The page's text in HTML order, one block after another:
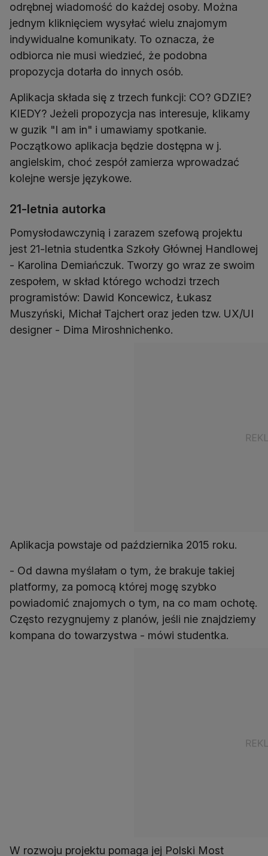
odrębnej wiadomość do każdej osoby. Można
jednym kliknięciem wysyłać wielu znajomym
indywidualne komunikaty. To oznacza, że
odbiorca nie musi wiedzieć, że podobna
propozycja dotarła do innych osób.
Aplikacja składa się z trzech funkcji: CO? GDZIE?
KIEDY? Jeżeli propozycja nas interesuje, klikamy
w guzik "I am in" i umawiamy spotkanie.
Początkowo aplikacja będzie dostępna w j.
angielskim, choć zespół zamierza wprowadzać
kolejne wersje językowe.
21-letnia autorka
Pomysłodawczynią i zarazem szefową projektu
jest 21-letnia studentka Szkoły Głównej Handlowej
- Karolina Demiańczuk. Tworzy go wraz ze swoim
zespołem, w skład którego wchodzi trzech
programistów: Dawid Koncewicz, Łukasz
Muszyński, Michał Tajchert oraz jeden tzw. UX/UI
designer - Dima Miroshnichenko.
Aplikacja powstaje od października 2015 roku.
- Od dawna myślałam o tym, że brakuje takiej
platformy, za pomocą której mogę szybko
powiadomić znajomych o tym, na co mam ochotę.
Często rezygnujemy z planów, jeśli nie znajdziemy
kompana do towarzystwa - mówi studentka.
W rozwoju projektu pomaga jej Polski Most